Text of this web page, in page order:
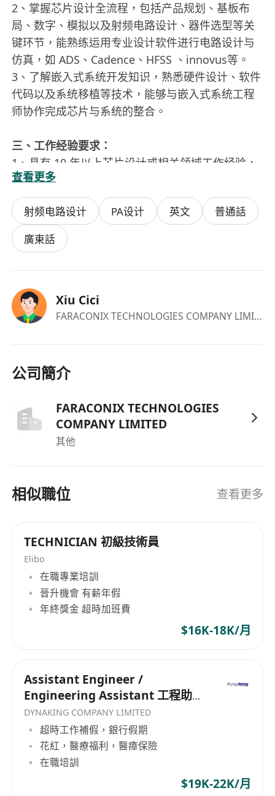
2、掌握芯片设计全流程，包括产品规划、基板布
局、数字、模拟以及射频电路设计、器件选型等关
键环节，能熟练运用专业设计软件进行电路设计与
仿真，如 ADS、Cadence、HFSS 、innovus等。
3、了解嵌入式系统开发知识，熟悉硬件设计、软件
代码以及系统移植等技术，能够与嵌入式系统工程
师协作完成芯片与系统的整合。
三、工作经验要求：
1、具有 10 年以上芯片设计或相关领域工作经验，
手机射频芯片 PA 设计经验。
2、有主导或参与过完整的手机射频芯片 PA 设计项
目经验，能够独立完成从项目规划到产品量产的关
键环节工作，具备解决项目中复杂技术问题的能
力。
等行业领军企业)，熟悉企业芯片设计研发流程、项
目管理模式，能够快速适应新的工作环境和项目要
四、项目经验要求：
放大器及模组设计项目，在项目中承担重要角色，
如负责关键模块设计、性能优化等工作，确保项目
顺利推进并实现产品量产。
耗、解决信号干扰等问题，能够提供项目中技术解
决方案的详细案例。
查看更多
射频电路设计 PA设计 英文
普通話
廣東話
Xiu Cici
FARACONIX TECHNOLOGIES COMPANY LIMITED
公司簡介
FARACONIX TECHNOLOGIES
COMPANY LIMITED
其他
相似職位 查看更多
TECHNICIAN 初級技術員
Elibo
在職專業培訓
晉升機會 有薪年假
年終獎金 超時加班費
$16K-18K/月
Assistant Engineer /
Engineering Assistant 工程助理
（毫氣/電機）
DYNAKING COMPANY LIMITED
超時工作補假，銀行假期
花紅，醫療福利，醫瘴保險
在職培訓
$19K-22K/月